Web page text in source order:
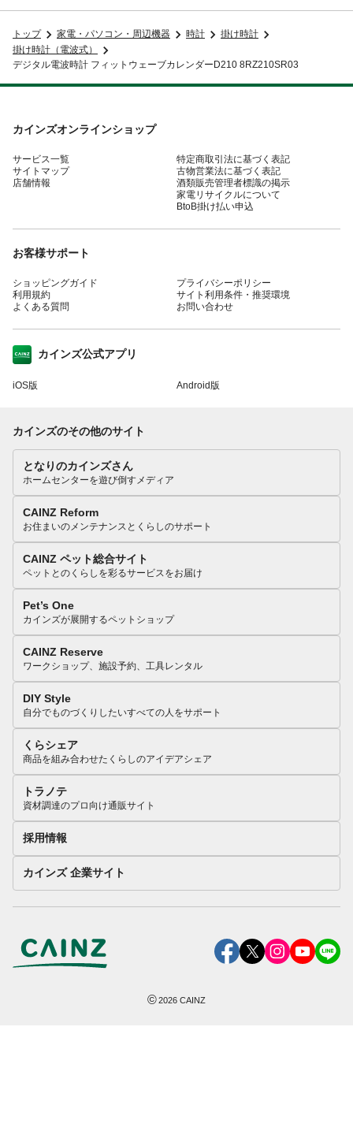
トップ 家電・パソコン・周辺機器 時計
掛け時計
掛け時計（電波式）
デジタル電波時計 フィットウェーブカレンダーD210 8RZ210SR03
カインズオンラインショップ
サービス一覧
サイトマップ
店舗情報
特定商取引法に基づく表記
古物営業法に基づく表記
酒類販売管理者標識の掲示
家電リサイクルについて
BtoB掛け払い申込
お客様サポート
ショッピングガイド
利用規約
よくある質問
プライバシーポリシー
サイト利用条件・推奨環境
お問い合わせ
カインズ公式アプリ
iOS版 Android版
カインズのその他のサイト
となりのカインズさん
ホームセンターを遊び倒すメディア
CAINZ Reform
お住まいのメンテナンスとくらしのサポート
CAINZ ペット総合サイト
ペットとのくらしを彩るサービスをお届け
Pet’s One
カインズが展開するペットショップ
CAINZ Reserve
ワークショップ、施設予約、工具レンタル
DIY Style
自分でものづくりしたいすべての人をサポート
くらシェア
商品を組み合わせたくらしのアイデアシェア
トラノテ
資材調達のプロ向け通販サイト
採用情報
カインズ 企業サイト
©2026 CAINZ